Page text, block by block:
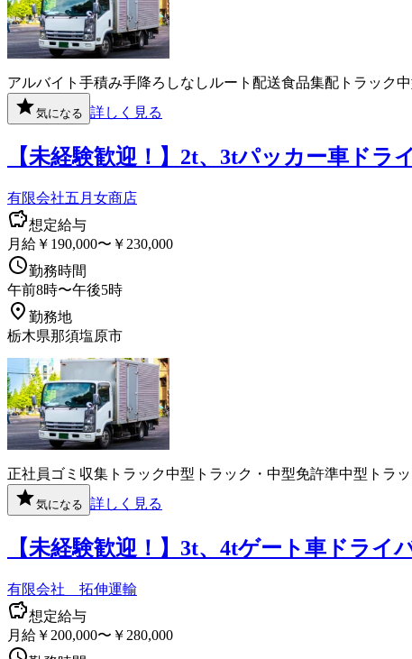
アルバイト 手積み手降ろしなし ルート配送食品集配 トラック
気になる 詳しく見る
【未経験歓迎！】2t、3tパッカー車ドラ
有限会社五月女商店
想定給与
月給￥190,000〜￥230,000
勤務時間
午前8時〜午後5時
勤務地
栃木県那須塩原市
正社員 ゴミ収集 トラック中型トラック・中型免許準中型トラ
気になる 詳しく見る
【未経験歓迎！】3t、4tゲート車ドライ
有限会社 拓伸運輸
想定給与
月給￥200,000〜￥280,000